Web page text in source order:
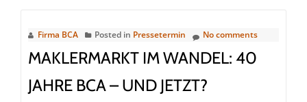
Firma BCA Posted in Pressetermin No comments
MAKLERMARKT IM WANDEL: 40
JAHRE BCA – UND JETZT?